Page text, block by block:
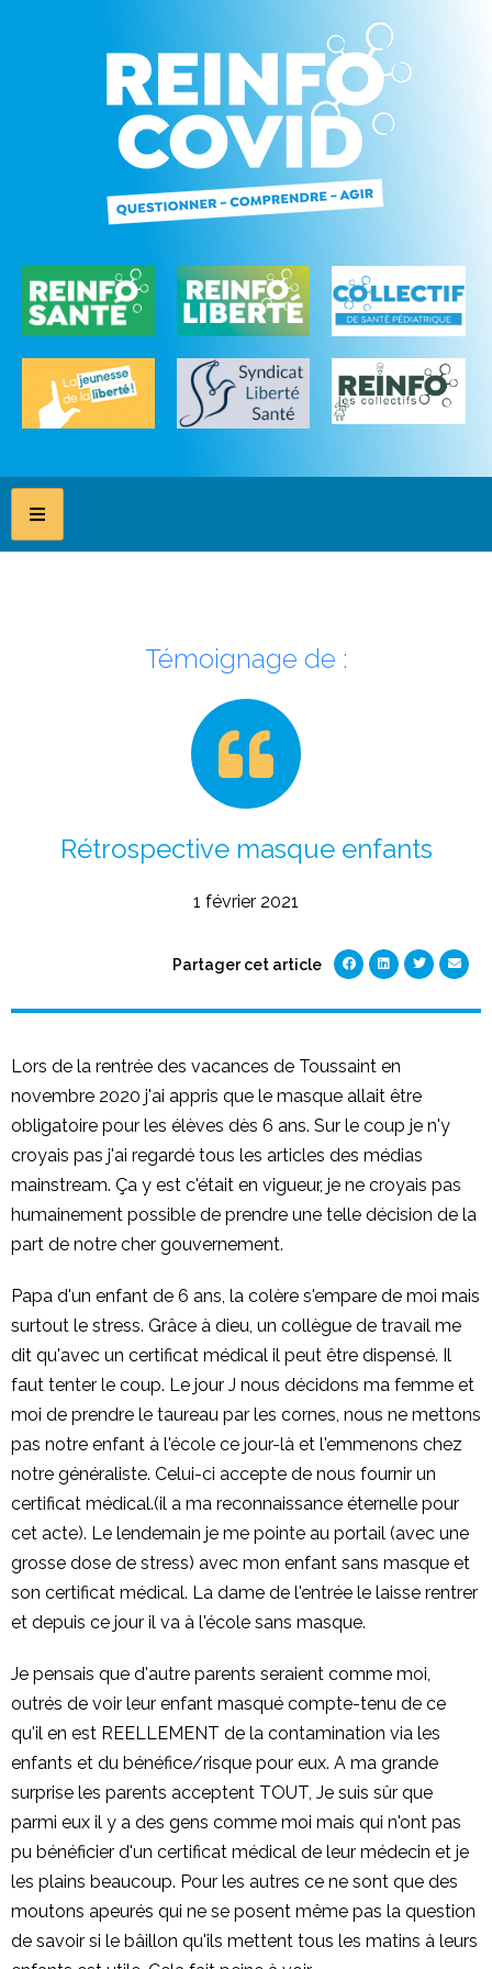
Témoignage de :
Rétrospective masque enfants
1 février 2021
Partager cet article
Lors de la rentrée des vacances de Toussaint en
novembre 2020 j'ai appris que le masque allait être
obligatoire pour les élèves dès 6 ans. Sur le coup je n'y
croyais pas j'ai regardé tous les articles des médias
mainstream. Ça y est c'était en vigueur, je ne croyais pas
humainement possible de prendre une telle décision de la
part de notre cher gouvernement.
Papa d'un enfant de 6 ans, la colère s'empare de moi mais
surtout le stress. Grâce à dieu, un collègue de travail me
dit qu'avec un certificat médical il peut être dispensé. Il
faut tenter le coup. Le jour J nous décidons ma femme et
moi de prendre le taureau par les cornes, nous ne mettons
pas notre enfant à l'école ce jour-là et l'emmenons chez
notre généraliste. Celui-ci accepte de nous fournir un
certificat médical.(il a ma reconnaissance éternelle pour
cet acte). Le lendemain je me pointe au portail (avec une
grosse dose de stress) avec mon enfant sans masque et
son certificat médical. La dame de l'entrée le laisse rentrer
et depuis ce jour il va à l'école sans masque.
Je pensais que d'autre parents seraient comme moi,
outrés de voir leur enfant masqué compte-tenu de ce
qu'il en est REELLEMENT de la contamination via les
enfants et du bénéfice/risque pour eux. A ma grande
surprise les parents acceptent TOUT, Je suis sûr que
parmi eux il y a des gens comme moi mais qui n'ont pas
pu bénéficier d'un certificat médical de leur médecin et je
les plains beaucoup. Pour les autres ce ne sont que des
moutons apeurés qui ne se posent même pas la question
de savoir si le bâillon qu'ils mettent tous les matins à leurs